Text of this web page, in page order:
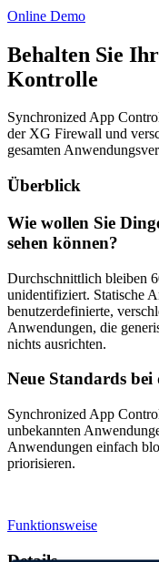
Online Demo
Behalten Sie
Kontrolle
Synchronized App
der XG Firewall und
gesamten
Überblick
Wie wollen Sie
sehen können?
Durchschnittlich bleiben
unidentifiziert. Statische
benutzerdefinierte,
Anwendungen, die
nichts ausrichten.
Neue Standards
Synchronized App
unbekannten
Anwendungen einfach
priorisieren.
Funktionsweise